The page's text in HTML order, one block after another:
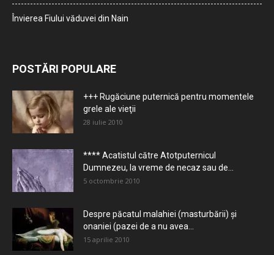
Învierea Fiului văduvei din Nain
POSTĂRI POPULARE
+++ Rugăciune puternică pentru momentele
grele ale vieţii
28 iulie 2010
**** Acatistul către Atotputernicul
Dumnezeu, la vreme de necaz sau de...
5 octombrie 2010
Despre păcatul malahiei (masturbării) şi
onaniei (pazei de a nu avea...
15 aprilie 2010